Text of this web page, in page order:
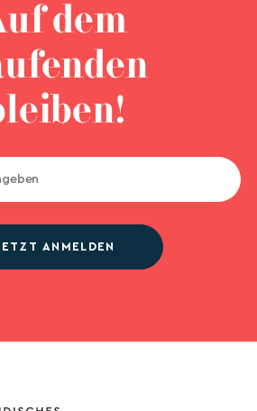
dem
ANMELDEN